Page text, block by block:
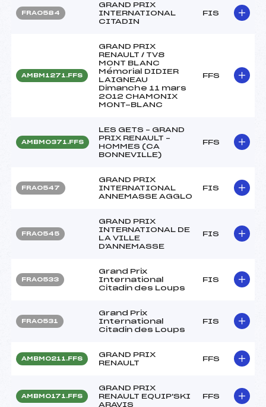
FRA0584
GRAND PRIX
INTERNATIONAL
CITADIN
FIS
AMBM1271.FFS
GRAND PRIX
RENAULT / TV8
MONT BLANC
Mémorial DIDIER
LAIGNEAU
Dimanche 11 mars
2012 CHAMONIX
MONT-BLANC
FFS
AMBM0371.FFS
LES GETS – GRAND
PRIX RENAULT –
HOMMES (CA
BONNEVILLE)
FFS
FRA0547
GRAND PRIX
INTERNATIONAL
ANNEMASSE AGGLO
FIS
FRA0545
GRAND PRIX
INTERNATIONAL DE
LA VILLE
D'ANNEMASSE
FIS
FRA0533
Grand Prix
International
Citadin des Loups
FIS
FRA0531
Grand Prix
International
Citadin des Loups
FIS
AMBM0211.FFS
GRAND PRIX
RENAULT
FFS
AMBM0171.FFS
GRAND PRIX
RENAULT EQUIP'SKI
ARAVIS
FFS